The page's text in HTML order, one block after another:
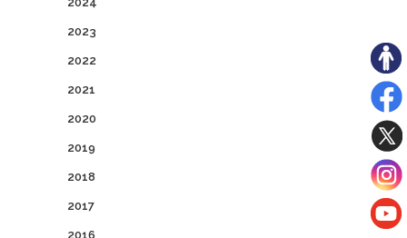
2023
2022
2021
2020
2019
2018
2017
2016